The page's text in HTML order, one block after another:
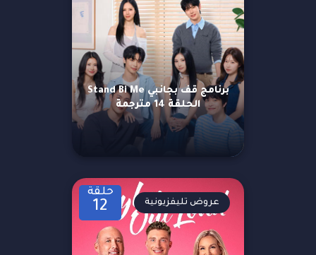
برنامج قف بجانبي Stand Bi Me
الحلقة 14 مترجمة
حلقة
12 عروض تليفزيونية